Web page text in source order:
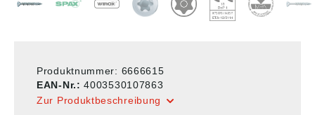
Produktnummer: 6666615
EAN-Nr.:4003530107863
Zur Produktbeschreibung